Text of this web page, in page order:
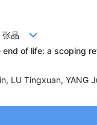
张晶
of life: a scoping
LU Tingxuan,